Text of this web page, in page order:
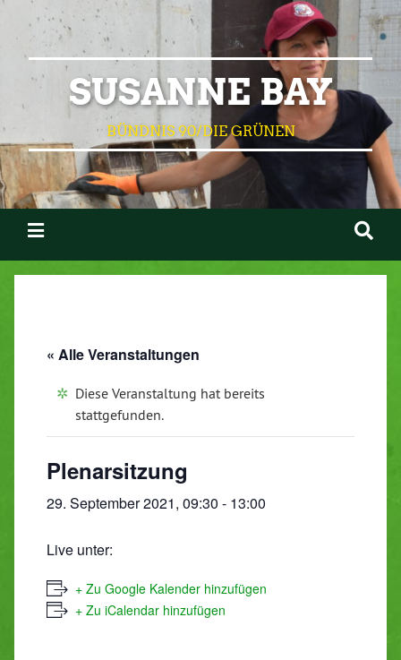
SUSANNE BAY
BÜNDNIS 90/DIE GRÜNEN
« Alle Veranstaltungen
Diese Veranstaltung hat bereits
stattgefunden.
Plenarsitzung
29. September 2021, 09:30 - 13:00
Live unter:
+ Zu Google Kalender hinzufügen
+ Zu iCalendar hinzufügen